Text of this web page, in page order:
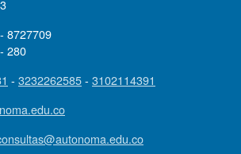
8727709
280
- 3232262585- 3102114391